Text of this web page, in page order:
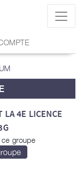
LA 4E LICENCE
groupe